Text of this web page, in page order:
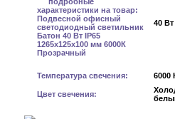
40 Вт
Температура свечения: 6000
Цвет свечения: